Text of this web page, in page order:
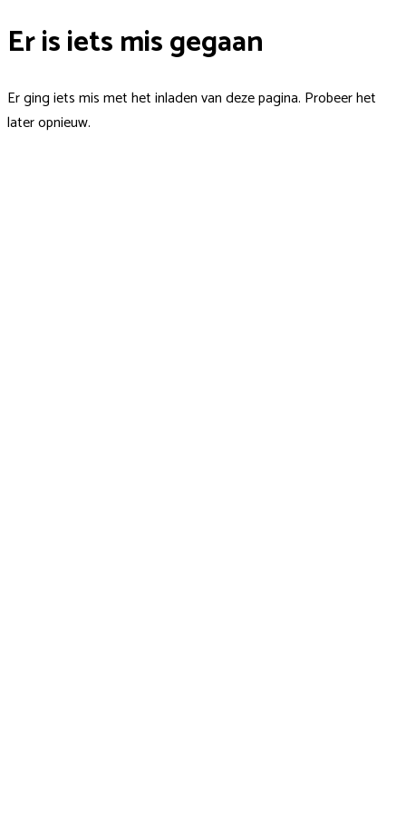
Er is iets mis gegaan
Er ging iets mis met het inladen van deze pagina. Probeer het
later opnieuw.